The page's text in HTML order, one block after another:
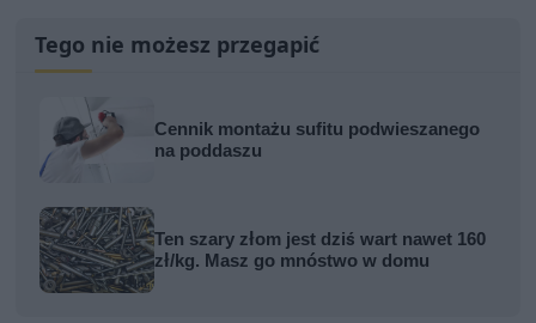
Tego nie możesz przegapić
Cennik montażu sufitu podwieszanego
na poddaszu
Ten szary złom jest dziś wart nawet 160
zł/kg. Masz go mnóstwo w domu